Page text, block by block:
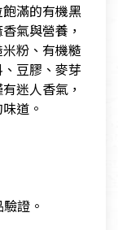
滿的有機黑
氣與營養，
粉、有機糙
豆膠、麥芽
迷人香氣，
道。
證。